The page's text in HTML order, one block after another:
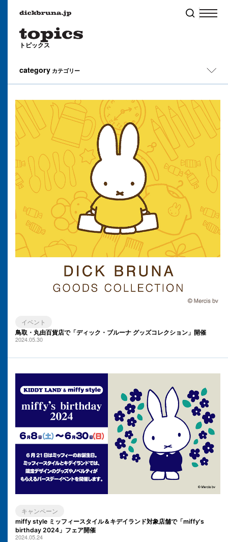
トピックス
category カテゴリー
All イベント キャンペーン コラム
イベント
鳥取・丸由百貨店で「ディック・ブルーナ グッズコレクション」開催
2024.05.30
キャンペーン
miffy style ミッフィースタイル＆キデイランド対象店舗で「miffy's
birthday 2024」フェア開催
2024.05.24